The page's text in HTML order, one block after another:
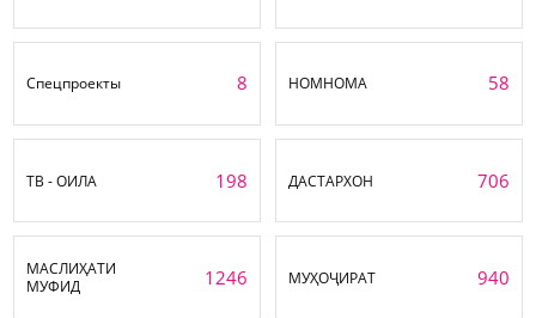
Спецпроекты 8 НОМНОМА 58
ТВ - ОИЛА 198 ДАСТАРХОН 706
МАСЛИҲАТИ
МУФИД
1246 МУҲОҶИРАТ 940